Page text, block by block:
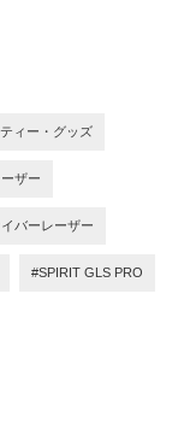
ィー・グッズ
ザー
バーレーザー
#SPIRIT GLS PRO